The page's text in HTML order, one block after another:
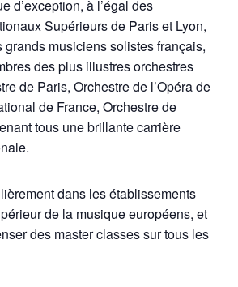
d’exception, à l’égal des
Supérieurs de Paris et Lyon,
musiciens solistes français,
des plus illustres orchestres
de Paris, Orchestre de l’Opéra de
de France, Orchestre de
tous une brillante carrière
dans les établissements
de la musique européens, et
des master classes sur tous les